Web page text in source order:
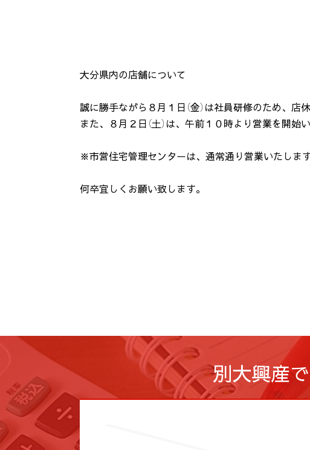
大分県内の店舗について
誠に勝手ながら８月１日（金）は社員研修のため、店
また、８月２日（土）は、午前１０時より営業を開始
※市営住宅管理センターは、通常通り営業いたします
何卒宜しくお願い致します。
別大興産